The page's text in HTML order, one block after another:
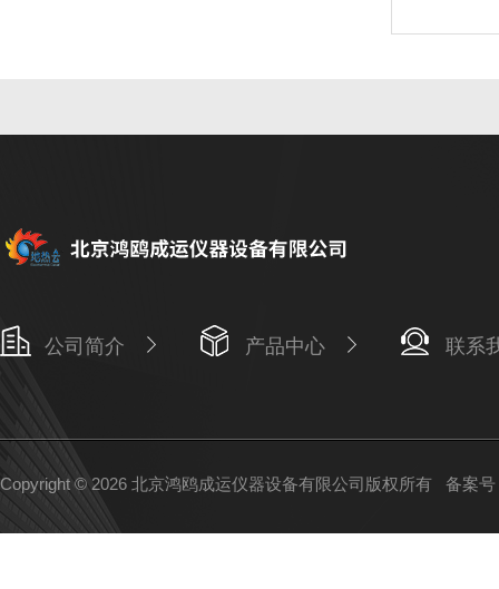
公司简介 产品中心 联系
Copyright © 2026 北京鸿鸥成运仪器设备有限公司版权所有 备案号